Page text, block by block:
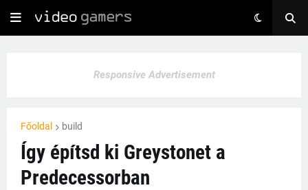
Responsive Advertisement
Főoldal build
Így építsd ki Greystonet a
Predecessorban